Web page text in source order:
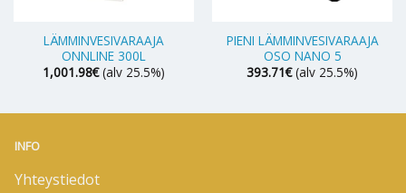
LÄMMINVESIVARAAJA
ONNLINE 300L
1,001.98€ (alv 25.5%)
PIENI LÄMMINVESIVARAAJA
OSO NANO 5
393.71€ (alv 25.5%)
INFO
Yhteystiedot